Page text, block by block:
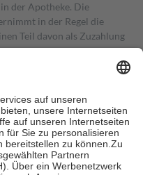
der Apotheke. Die
in der Regel die
Teil davon als Zuzahlung
in Höhe von zehn
mehr als die tatsächlichen
für Online-Apotheken.
beträgt die
zehn Euro je